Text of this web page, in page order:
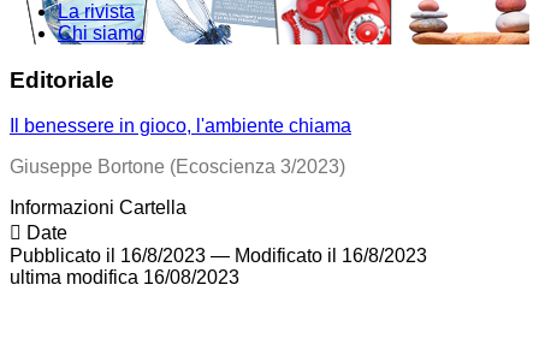
La rivista
Chi siamo
Editoriale
Il benessere in gioco, l'ambiente chiama
Giuseppe Bortone (Ecoscienza 3/2023)
Informazioni Cartella
Date
Pubblicato il 16/8/2023 — Modificato il 16/8/2023
ultima modifica 16/08/2023